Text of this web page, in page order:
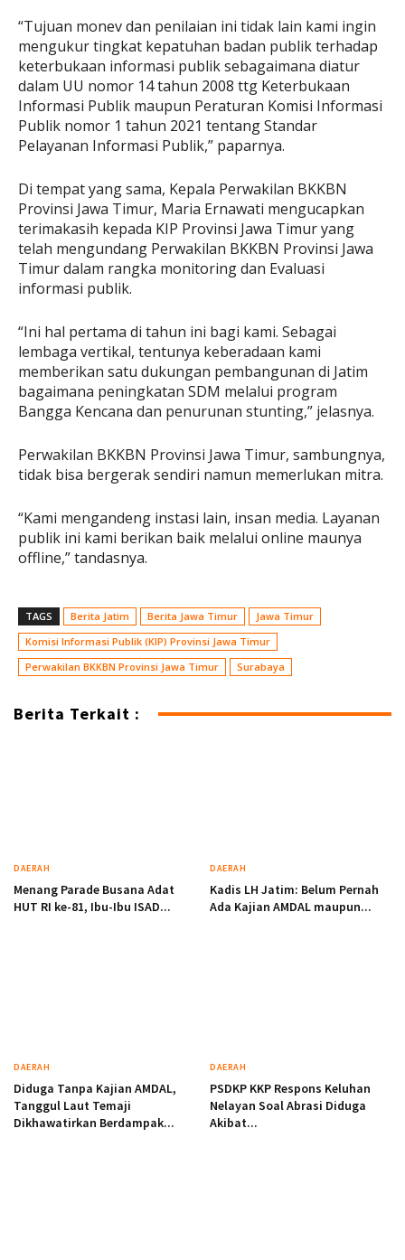
“Tujuan monev dan penilaian ini tidak lain kami ingin
mengukur tingkat kepatuhan badan publik terhadap
keterbukaan informasi publik sebagaimana diatur
dalam UU nomor 14 tahun 2008 ttg Keterbukaan
Informasi Publik maupun Peraturan Komisi Informasi
Publik nomor 1 tahun 2021 tentang Standar
Pelayanan Informasi Publik,” paparnya.
Di tempat yang sama, Kepala Perwakilan BKKBN
Provinsi Jawa Timur, Maria Ernawati mengucapkan
terimakasih kepada KIP Provinsi Jawa Timur yang
telah mengundang Perwakilan BKKBN Provinsi Jawa
Timur dalam rangka monitoring dan Evaluasi
informasi publik.
“Ini hal pertama di tahun ini bagi kami. Sebagai
lembaga vertikal, tentunya keberadaan kami
memberikan satu dukungan pembangunan di Jatim
bagaimana peningkatan SDM melalui program
Bangga Kencana dan penurunan stunting,” jelasnya.
Perwakilan BKKBN Provinsi Jawa Timur, sambungnya,
tidak bisa bergerak sendiri namun memerlukan mitra.
“Kami mengandeng instasi lain, insan media. Layanan
publik ini kami berikan baik melalui online maunya
offline,” tandasnya.
TAGS Berita Jatim Berita Jawa Timur
Jawa Timur
Komisi Informasi Publik (KIP) Provinsi Jawa Timur
Perwakilan BKKBN Provinsi Jawa Timur
Surabaya
Berita Terkait :
DAERAH
Menang Parade Busana Adat
HUT RI ke-81, Ibu-Ibu ISAD...
DAERAH
Kadis LH Jatim: Belum Pernah
Ada Kajian AMDAL maupun...
DAERAH
Diduga Tanpa Kajian AMDAL,
Tanggul Laut Temaji
Dikhawatirkan Berdampak...
DAERAH
PSDKP KKP Respons Keluhan
Nelayan Soal Abrasi Diduga
Akibat...